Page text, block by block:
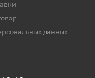
данных